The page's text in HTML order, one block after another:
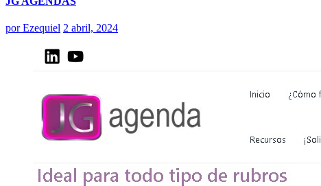
porEzequiel 2 abril, 2024